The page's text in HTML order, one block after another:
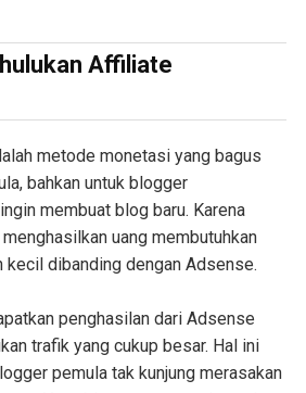
Affiliate
metode monetasi yang bagus
bahkan untuk blogger
membuat blog baru. Karena
uang membutuhkan
kecil dibanding dengan Adsense.
penghasilan dari Adsense
trafik yang cukup besar. Hal ini
pemula tak kunjung merasakan